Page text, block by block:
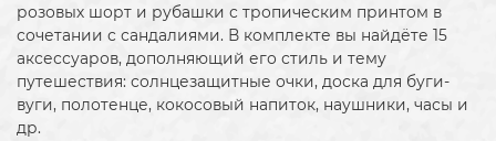
розовых шорт и рубашки с тропическим принтом в
сочетании с сандалиями. В комплекте вы найдёте 15
аксессуаров, дополняющий его стиль и тему
путешествия: солнцезащитные очки, доска для буги-
вуги, полотенце, кокосовый напиток, наушники, часы и
др.